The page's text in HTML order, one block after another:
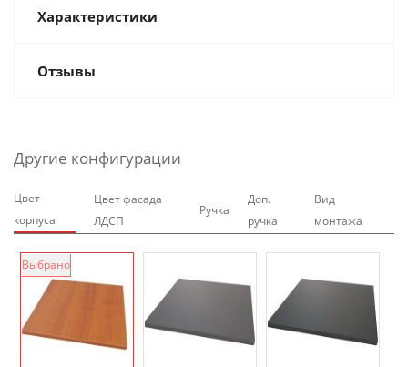
Характеристики
Отзывы
Другие конфигурации
Цвет
корпуса
Цвет фасада
ЛДСП
Ручка
Доп.
ручка
Вид
монтажа
Выбрано